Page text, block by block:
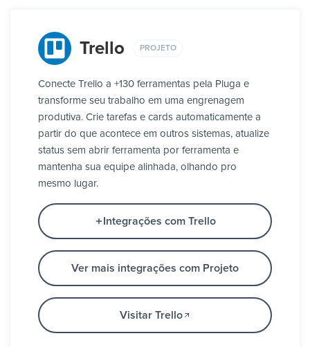
Trello PROJETO
Conecte Trello a +130 ferramentas pela Pluga e
transforme seu trabalho em uma engrenagem
produtiva. Crie tarefas e cards automaticamente a
partir do que acontece em outros sistemas, atualize
status sem abrir ferramenta por ferramenta e
mantenha sua equipe alinhada, olhando pro
mesmo lugar.
Integrações com Trello
Ver mais integrações com Projeto
Visitar Trello